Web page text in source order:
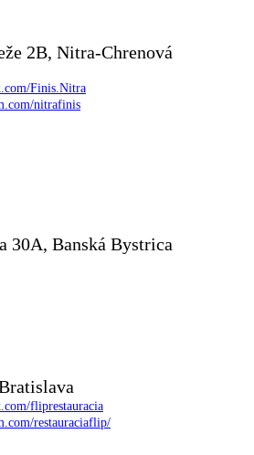
2B, Nitra-Chrenová
Finis.Nitra
nitrafinis
30A, Banská Bystrica
fliprestauracia
restauraciaflip/